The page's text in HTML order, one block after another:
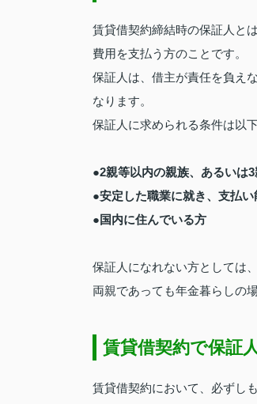
賃貸借契約締結時の保証人と
費用を支払う方のことです。
保証人は、借主が責任を負え
なります。
保証人に求められる条件は以
●2親等以内の親族、あるいは
●安定した職業に就き、支払い
●国内に住んでいる方
保証人になれない方としては
両親であっても年金暮らしの
賃貸借契約で保証
賃貸借契約において、必ずし